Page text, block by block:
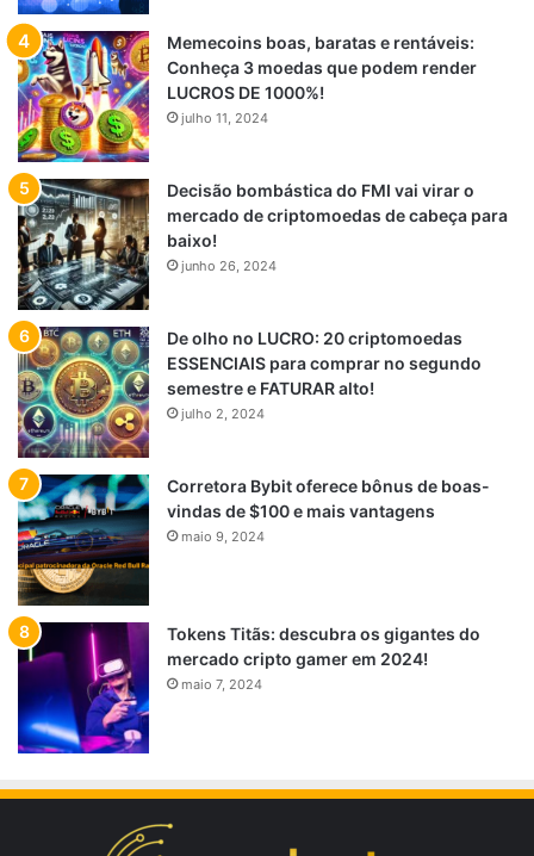
Memecoins boas, baratas e rentáveis:
Conheça 3 moedas que podem render
LUCROS DE 1000%!
julho 11, 2024
Decisão bombástica do FMI vai virar o
mercado de criptomoedas de cabeça para
baixo!
junho 26, 2024
De olho no LUCRO: 20 criptomoedas
ESSENCIAIS para comprar no segundo
semestre e FATURAR alto!
julho 2, 2024
Corretora Bybit oferece bônus de boas-
vindas de $100 e mais vantagens
maio 9, 2024
Tokens Titãs: descubra os gigantes do
mercado cripto gamer em 2024!
maio 7, 2024